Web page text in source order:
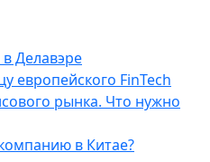
Делавэре
европейского FinTech
рынка. Что нужно
в Китае?